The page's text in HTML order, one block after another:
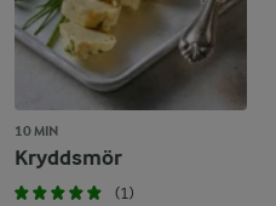
10 MIN
Kryddsmör
(1)